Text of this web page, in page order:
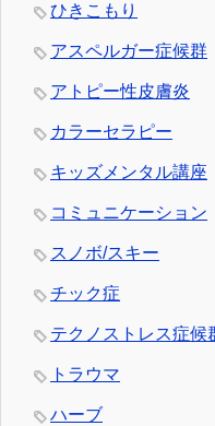
ひきこもり
アスペルガー症候群
アトピー性皮膚炎
カラーセラピー
キッズメンタル講座
コミュニケーション
スノボ/スキー
チック症
テクノストレス症候
トラウマ
ハーブ